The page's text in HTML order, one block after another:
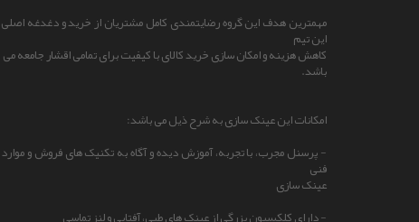
مهمترین هدف این گروه رضایتمندی کامل مشتریان از خرید و دغدغه اصلی
این تیم
کاهش هزینه و امکان سازی خرید کالای با کیفیت برای تمامی اقشار جامعه می
باشد.
امکانات این عینک سازی به شرح ذیل می باشد:
- پرسنل مجرب، با تجربه، آموزش دیده و آگاه به تکنیک های فروش و موارد
فنی
عینک سازی